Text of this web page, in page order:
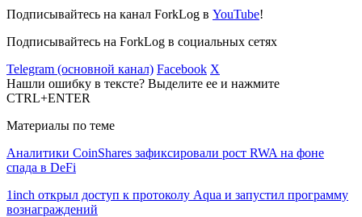
Подписывайтесь на канал ForkLog в YouTube!
Подписывайтесь на ForkLog в социальных сетях
Telegram (основной канал) Facebook X
Нашли ошибку в тексте? Выделите ее и нажмите
CTRL+ENTER
Материалы по теме
Аналитики CoinShares зафиксировали рост RWA на фоне
спада в DeFi
1inch открыл доступ к протоколу Aqua и запустил программу
вознаграждений